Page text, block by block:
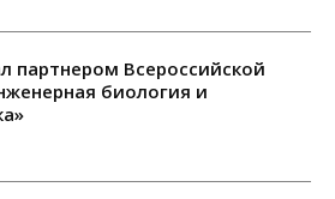
партнером Всероссийской
биология и